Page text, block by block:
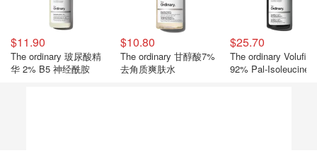
$11.90
The ordinary 玻尿酸精
华 2% B5 神经酰胺
$10.80
The ordinary 甘醇酸7%
去角质爽肤水
$25.70
The ordinary
92% Pal-Isoleucine